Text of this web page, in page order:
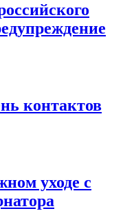
контактов
уходе с